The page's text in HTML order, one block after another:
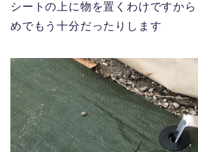
シートの上に物を置くわけですか
めでもう十分だったりします